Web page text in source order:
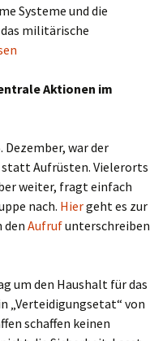
Systeme und die
militärische
Aktionen im
Dezember, war der
Aufrüsten. Vielerorts
weiter, fragt einfach
nach. Hiergeht es zur
den Aufrufunterschreiben
um den Haushalt für das
„Verteidigungsetat“ von
schaffen keinen